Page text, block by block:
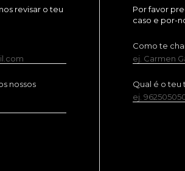
revisar o teu
nossos
Por favor
caso e por-
Como te
ej. Carmen
Qual é o teu
ej.